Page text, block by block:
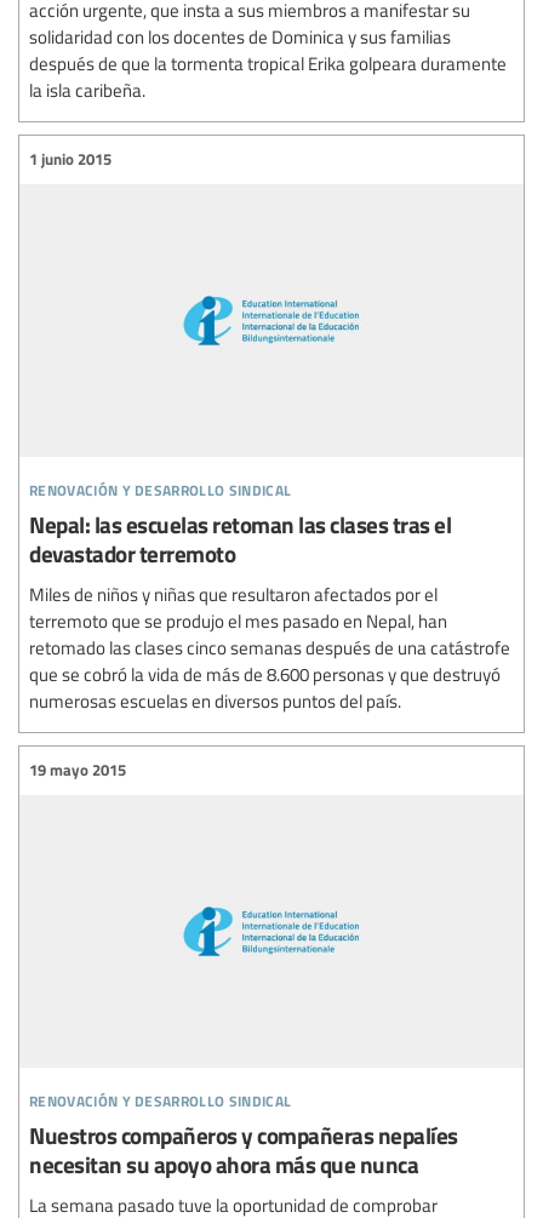
acción urgente, que insta a sus miembros a manifestar su
solidaridad con los docentes de Dominica y sus familias
después de que la tormenta tropical Erika golpeara duramente
la isla caribeña.
renovación y desarrollo sindical
1 junio 2015
Nepal: las escuelas retoman las clases tras el
devastador terremoto
Miles de niños y niñas que resultaron afectados por el
terremoto que se produjo el mes pasado en Nepal, han
retomado las clases cinco semanas después de una catástrofe
que se cobró la vida de más de 8.600 personas y que destruyó
numerosas escuelas en diversos puntos del país.
renovación y desarrollo sindical
19 mayo 2015
Nuestros compañeros y compañeras nepalíes
necesitan su apoyo ahora más que nunca
La semana pasado tuve la oportunidad de comprobar